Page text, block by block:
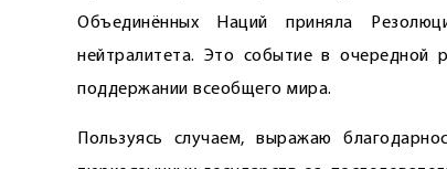
Объединённых Наций приняла
нейтралитета. Это событие в очередной
поддержании всеобщего мира.
Пользуясь случаем, выражаю